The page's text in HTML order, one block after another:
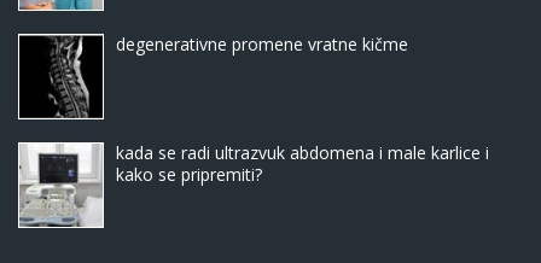
degenerativne promene vratne kičme
kada se radi ultrazvuk abdomena i male karlice i
kako se pripremiti?